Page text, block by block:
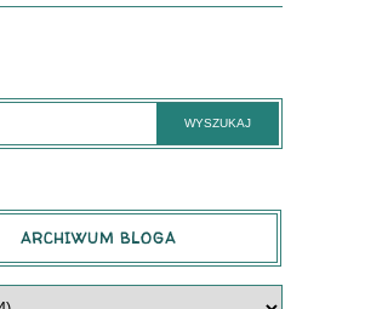
ARCHIWUM BLOGA